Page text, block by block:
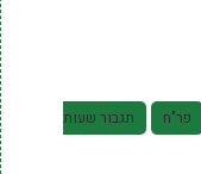
פר"ח
תגבור שעות